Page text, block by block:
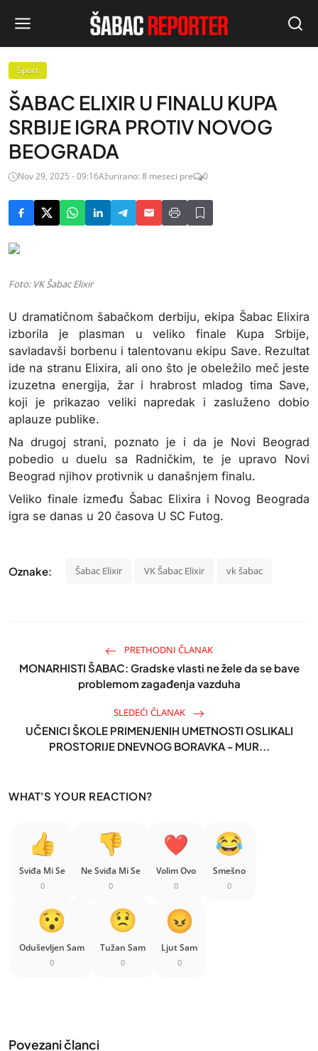
Sport
ŠABAC ELIXIR U FINALU KUPA
SRBIJE IGRA PROTIV NOVOG
BEOGRADA
Nov 29, 2025 - 09:16Ažurirano: 8 meseci pre 0
Foto: VK Šabac Elixir
U dramatičnom šabačkom derbiju, ekipa Šabac Elixira
izborila je plasman u veliko finale Kupa Srbije,
savladavši borbenu i talentovanu ekipu Save. Rezultat
ide na stranu Elixira, ali ono što je obeležilo meč jeste
izuzetna energija, žar i hrabrost mladog tima Save,
koji je prikazao veliki napredak i zasluženo dobio
aplauze publike.
Na drugoj strani, poznato je i da je Novi Beograd
pobedio u duelu sa Radničkim, te je upravo Novi
Beograd njihov protivnik u današnjem finalu.
Veliko finale između Šabac Elixira i Novog Beograda
igra se danas u 20 časova U SC Futog.
Oznake: Šabac Elixir VK Šabac Elixir vk šabac
PRETHODNI ČLANAK
MONARHISTI ŠABAC: Gradske vlasti ne žele da se bave
problemom zagađenja vazduha
SLEDEĆI ČLANAK
UČENICI ŠKOLE PRIMENJENIH UMETNOSTI OSLIKALI
PROSTORIJE DNEVNOG BORAVKA - MUR...
WHAT'S YOUR REACTION?
Sviđa Mi Se
0
Ne Sviđa Mi Se
0
Volim Ovo
0
Smešno
0
Oduševljen Sam
0
Tužan Sam
0
Ljut Sam
0
Povezani članci